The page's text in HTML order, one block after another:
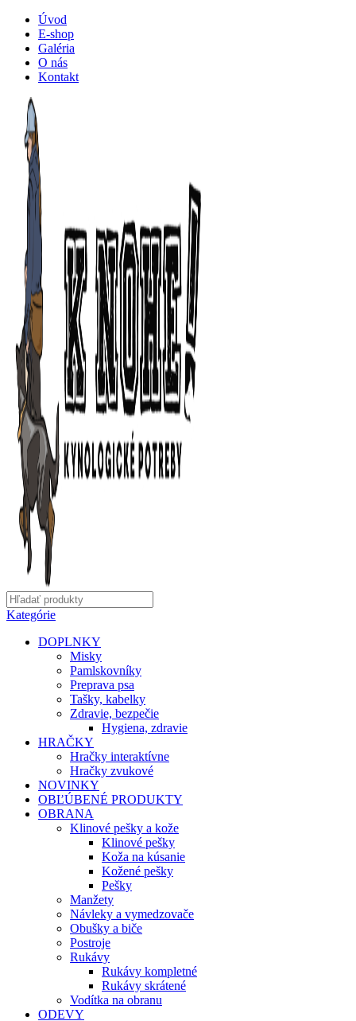
Úvod
E-shop
Galéria
O nás
Kontakt
Kategórie
DOPLNKY
Misky
Pamlskovníky
Preprava psa
Tašky, kabelky
Zdravie, bezpečie
Hygiena, zdravie
HRAČKY
Hračky interaktívne
Hračky zvukové
NOVINKY
OBĽÚBENÉ PRODUKTY
OBRANA
Klinové pešky a kože
Klinové pešky
Koža na kúsanie
Kožené pešky
Pešky
Manžety
Návleky a vymedzovače
Obušky a biče
Postroje
Rukávy
Rukávy kompletné
Rukávy skrátené
Vodítka na obranu
ODEVY